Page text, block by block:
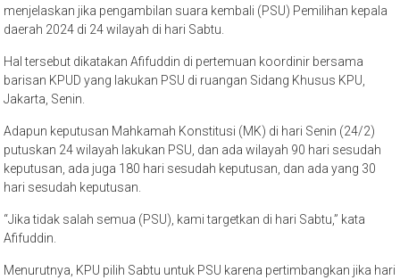
menjelaskan jika pengambilan suara kembali (PSU) Pemilihan kepala
daerah 2024 di 24 wilayah di hari Sabtu.
Hal tersebut dikatakan Afifuddin di pertemuan koordinir bersama
barisan KPUD yang lakukan PSU di ruangan Sidang Khusus KPU,
Jakarta, Senin.
Adapun keputusan Mahkamah Konstitusi (MK) di hari Senin (24/2)
putuskan 24 wilayah lakukan PSU, dan ada wilayah 90 hari sesudah
keputusan, ada juga 180 hari sesudah keputusan, dan ada yang 30
hari sesudah keputusan.
“Jika tidak salah semua (PSU), kami targetkan di hari Sabtu,” kata
Afifuddin.
Menurutnya, KPU pilih Sabtu untuk PSU karena pertimbangkan jika hari